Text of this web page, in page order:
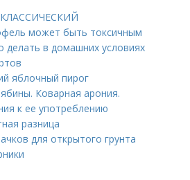
КЛАССИЧЕСКИЙ
может быть токсичным
делать в домашних условиях
яблочный пирог
Коварная арония.
к ее употреблению
разница
для открытого грунта